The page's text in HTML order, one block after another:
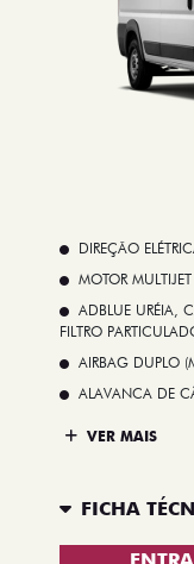
DIREÇÃO
MOTOR
ADBLUE URÉIA,
FILTRO
AIRBAG DUPLO
ALAVANCA DE
VER MAIS
FICHA